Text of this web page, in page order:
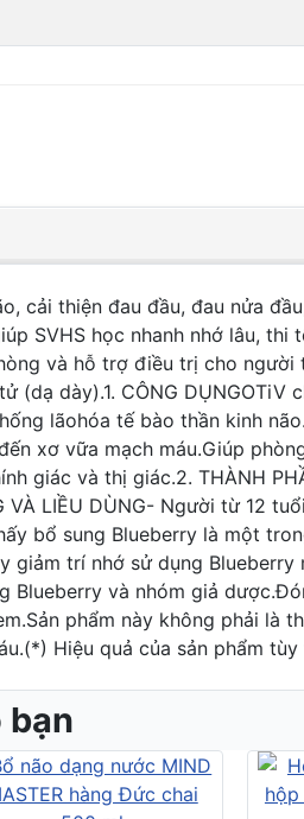
cải thiện đau đầu, đau nửa
SVHS học nhanh nhớ lâu,
và hỗ trợ điều trị cho
(dạ dày).1. CÔNG
lãohóa tế bào thần kinh
xơ vữa mạch máu.Giúp
giác và thị giác.2. THÀNH
VÀ LIỀU DÙNG- Người từ 12
bổ sung Blueberry là một
giảm trí nhớ sử dụng
Blueberry và nhóm giả
phẩm này không phải là
Hiệu quả của sản phẩm
bạn